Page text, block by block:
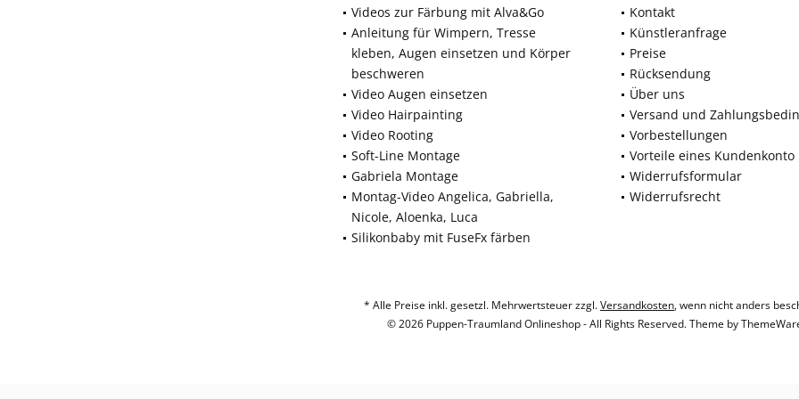
Videos zur Färbung mit Alva&Go
Anleitung für Wimpern, Tresse
kleben, Augen einsetzen und Körper
beschweren
Video Augen einsetzen
Video Hairpainting
Video Rooting
Soft-Line Montage
Gabriela Montage
Montag-Video Angelica, Gabriella,
Nicole, Aloenka, Luca
Silikonbaby mit FuseFx färben
Kontakt
Künstleranfrage
Preise
Rücksendung
Über uns
Versand und
Vorbestellungen
Vorteile eines Kundenkonto
Widerrufsformular
Widerrufsrecht
* Alle Preise inkl. gesetzl. Mehrwertsteuer zzgl.Versandkosten, wenn nicht anders
© 2026 Puppen-Traumland Onlineshop - All Rights Reserved. Theme by